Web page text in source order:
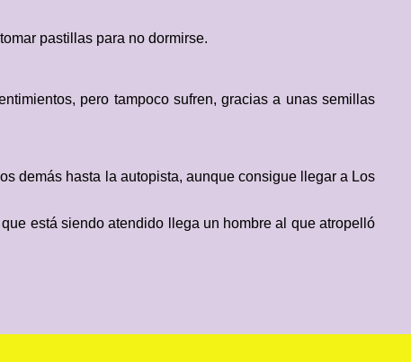
pastillas para no dormirse.
pero tampoco sufren, gracias a unas semillas
demás hasta la autopista, aunque consigue llegar a Los
está siendo atendido llega un hombre al que atropelló